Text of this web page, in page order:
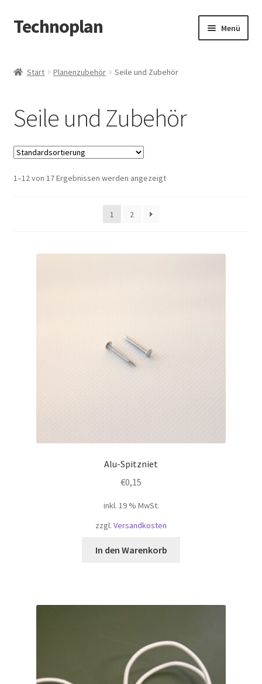
Zur
Navigation
Zum
Inhalt
Technoplan Menü
Datenschutzerklärung
Impressum
Kasse
Start Planenzubehör Seile und Zubehör
Seile und Zubehör
1–12 von 17 Ergebnissen werden angezeigt
1 2
Alu-Spitzniet
€0,15
inkl. 19 % MwSt.
zzgl. Versandkosten
In den Warenkorb